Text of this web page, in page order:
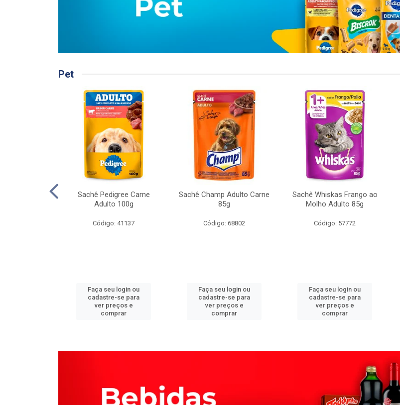
Pet
Sachê Pedigree Carne
Adulto 100g
Código: 41137
Faça seu login ou
cadastre-se para
ver preços e
comprar
Sachê Champ Adulto Carne
85g
Código: 68802
Faça seu login ou
cadastre-se para
ver preços e
comprar
Sachê Whiskas Frango ao
Molho Adulto 85g
Código: 57772
Faça seu login ou
cadastre-se para
ver preços e
comprar